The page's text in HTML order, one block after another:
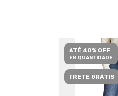
ATÉ 40% OFF
EM QUANTIDADE
FRETE GRÁTIS